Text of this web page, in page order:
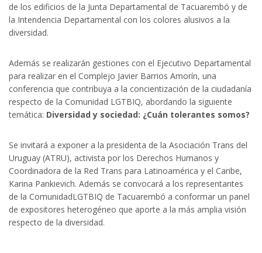
de los edificios de la Junta Departamental de Tacuarembó y de
la Intendencia Departamental con los colores alusivos a la
diversidad.
Además se realizarán gestiones con el Ejecutivo Departamental
para realizar en el Complejo Javier Barrios Amorín, una
conferencia que contribuya a la concientización de la ciudadanía
respecto de la Comunidad LGTBIQ, abordando la siguiente
temática: Diversidad y sociedad: ¿Cuán tolerantes somos?
Se invitará a exponer a la presidenta de la Asociación Trans del
Uruguay (ATRU), activista por los Derechos Humanos y
Coordinadora de la Red Trans para Latinoamérica y el Caribe,
Karina Pankievich. Además se convocará a los representantes
de la ComunidadLGTBIQ de Tacuarembó a conformar un panel
de expositores heterogéneo que aporte a la más amplia visión
respecto de la diversidad.